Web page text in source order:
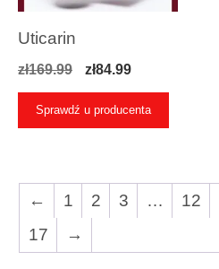
Uticarin
zł169.99
Pierwotna
cena
wynosiła:
zł84.99Aktualna
cena
wynosi:
Sprawdź u producenta
← 1 2 3 … 12
17
→